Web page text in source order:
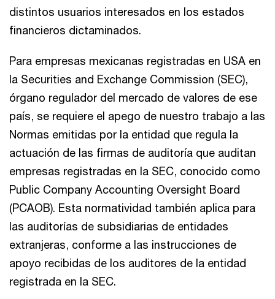
distintos usuarios interesados en los estados
financieros dictaminados.
Para empresas mexicanas registradas en USA en
la Securities and Exchange Commission (SEC),
órgano regulador del mercado de valores de ese
país, se requiere el apego de nuestro trabajo a las
Normas emitidas por la entidad que regula la
actuación de las firmas de auditoría que auditan
empresas registradas en la SEC, conocido como
Public Company Accounting Oversight Board
(PCAOB). Esta normatividad también aplica para
las auditorías de subsidiarias de entidades
extranjeras, conforme a las instrucciones de
apoyo recibidas de los auditores de la entidad
registrada en la SEC.